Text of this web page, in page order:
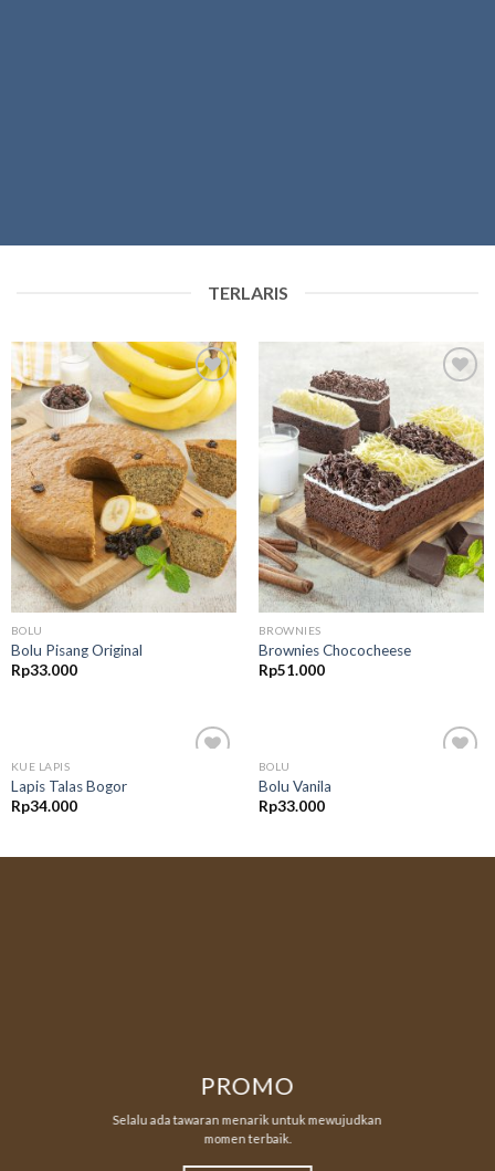
TERLARIS
Add to
wishlist
BOLU
Bolu Pisang Original
Rp33.000
wishlist
BROWNIES
Brownies Chococheese
Rp51.000
KUE LAPIS
Lapis Talas Bogor
Rp34.000
BOLU
Bolu Vanila
Rp33.000
PROMO
Selalu ada tawaran menarik untuk mewujudkan
momen terbaik.